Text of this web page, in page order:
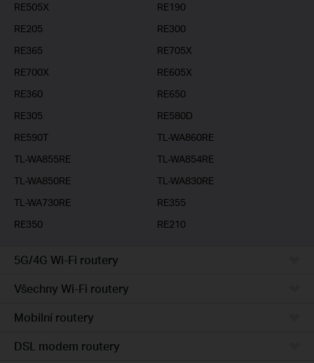
RE505X
RE190
RE205
RE300
RE365
RE705X
RE700X
RE605X
RE360
RE650
RE305
RE580D
RE590T
TL-WA860RE
TL-WA855RE
TL-WA854RE
TL-WA850RE
TL-WA830RE
TL-WA730RE
RE355
RE350
RE210
5G/4G Wi-Fi routery
Všechny Wi-Fi routery
Mobilní routery
DSL modem routery